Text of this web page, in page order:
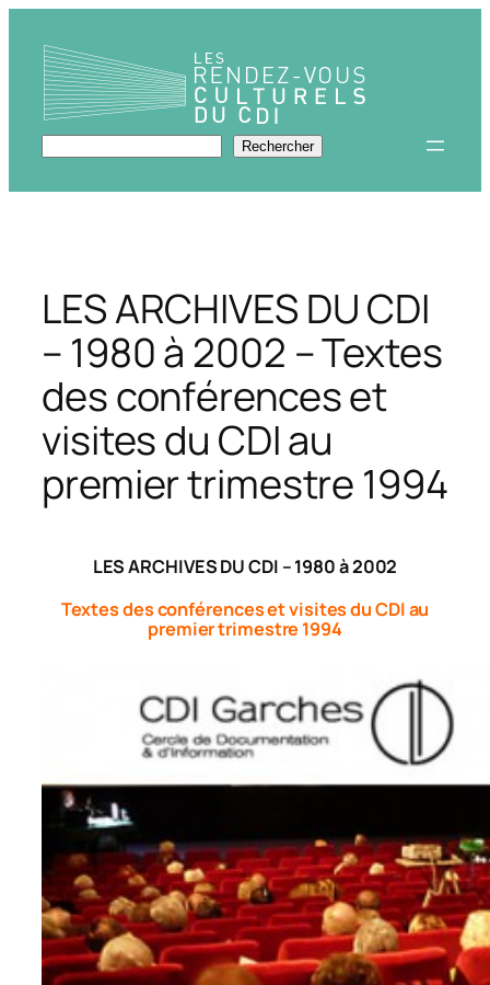
contenu
Rechercher Rechercher
LES ARCHIVES DU CDI
– 1980 à 2002 – Textes
des conférences et
visites du CDI au
premier trimestre 1994
LES ARCHIVES DU CDI – 1980 à 2002
Textes des conférences et visites du CDI au
premier trimestre 1994